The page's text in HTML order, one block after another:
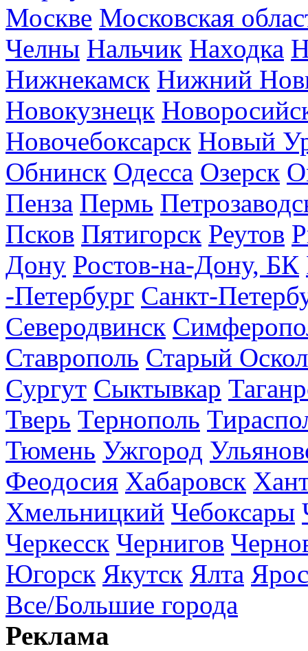
Москве Московская
Челны Нальчик Находка
Нижнекамск Нижний
Новокузнецк
Новочебоксарск Новый
Обнинск Одесса Озерск
Пенза Пермь
Псков Пятигорск Реутов
Дону Ростов-на-Дону, БК
-Петербург Санкт-
Северодвинск
Ставрополь Старый Оскол
Сургут Сыктывкар
Тверь Тернополь
Тюмень Ужгород
Феодосия Хабаровск
Хмельницкий Чебоксары
Черкесск Чернигов
Югорск Якутск Ялта
Все/Большие города
Реклама